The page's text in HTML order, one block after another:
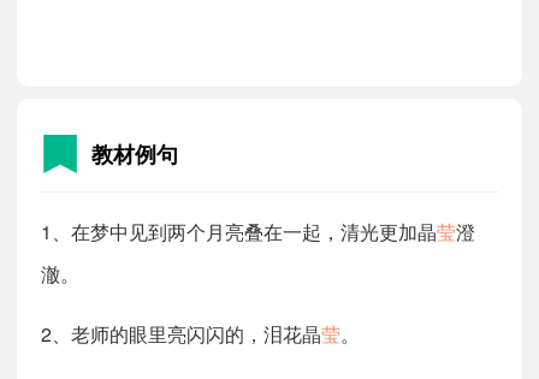
教材例句
1、在梦中见到两个月亮叠在一起，清光更加晶莹澄
澈。
2、老师的眼里亮闪闪的，泪花晶莹。